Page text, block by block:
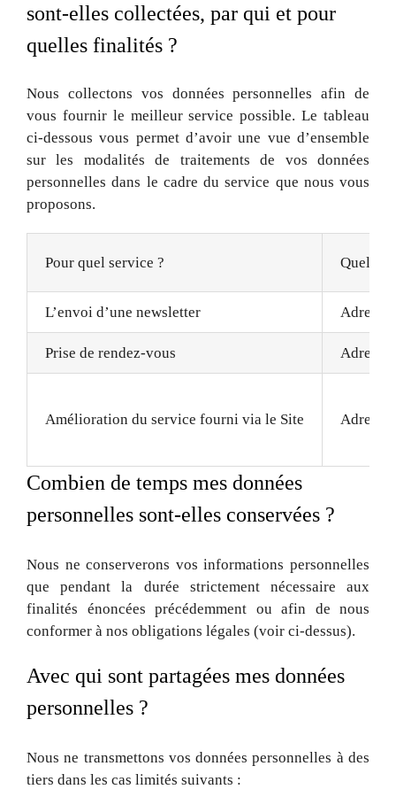
sont-elles collectées, par qui et pour
quelles finalités ?
Nous collectons vos données personnelles afin de
vous fournir le meilleur service possible. Le tableau
ci-dessous vous permet d’avoir une vue d’ensemble
sur les modalités de traitements de vos données
personnelles dans le cadre du service que nous vous
proposons.
Pour quel service ? Quelles
L’envoi d’une newsletter
Prise de rendez-vous
Amélioration du service fourni via le Site
Combien de temps mes données
personnelles sont-elles conservées ?
Nous ne conserverons vos informations personnelles
que pendant la durée strictement nécessaire aux
finalités énoncées précédemment ou afin de nous
conformer à nos obligations légales (voir ci-dessus).
Avec qui sont partagées mes données
personnelles ?
Nous ne transmettons vos données personnelles à des
tiers dans les cas limités suivants :